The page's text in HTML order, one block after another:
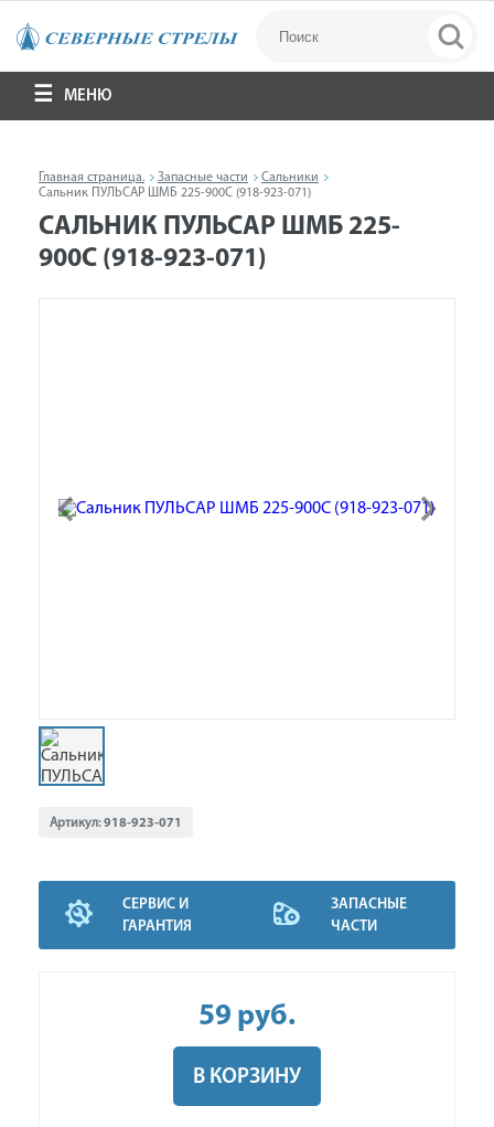
МЕНЮ
Главная страница. Запасные части
Сальники
Сальник ПУЛЬСАР ШМБ 225-900С (918-923-071)
САЛЬНИК ПУЛЬСАР ШМБ 225-
900С (918-923-071)
Артикул:918-923-071
СЕРВИС И
ГАРАНТИЯ
ЗАПАСНЫЕ
ЧАСТИ
59 руб.
В КОРЗИНУ